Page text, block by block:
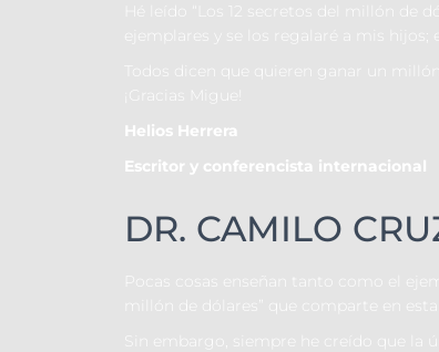
Hé leído “Los 12 secretos del millón de
ejemplares y se los regalaré a mis
Todos dicen que quieren ganar un
¡Gracias Migue!
Helios Herrera
Escritor y conferencista internacional
DR. CAMILO
Pocas cosas enseñan tanto como el
millón de dólares” que comparte en
Sin embargo, siempre he creído que la